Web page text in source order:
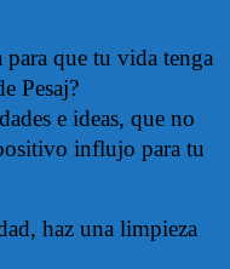
para que tu vida tenga
Pesaj?
e ideas, que no
influjo para tu
haz una limpieza